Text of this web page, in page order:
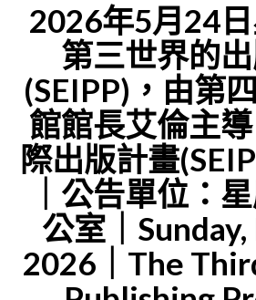
2026年5月24日
第三世界的
(SEIPP)，由第
館館長艾倫主
際出版計畫
｜公告單位：
公室｜
2026｜The